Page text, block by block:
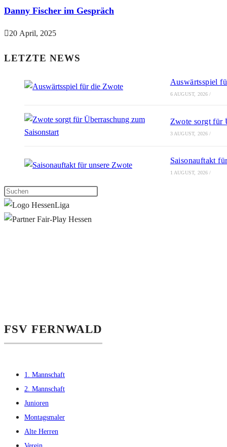
Danny Fischer im Gespräch
20 April, 2025
LETZTE NEWS
Auswärtsspiel
6 AUGUST, 2026 /
Zwote sorgt für
3 AUGUST, 2026 /
Saisonauftakt
1 AUGUST, 2026 /
FSV FERNWALD
1. Mannschaft
2. Mannschaft
Junioren
Montagsmaler
Alte Herren